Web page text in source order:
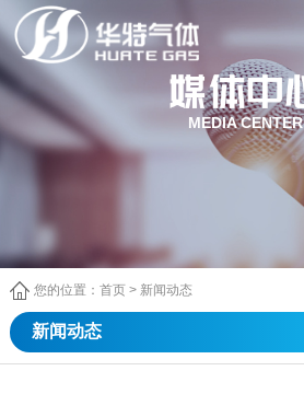
MEDIA CENTER
您的位置： 首页> 新闻动态
新闻动态